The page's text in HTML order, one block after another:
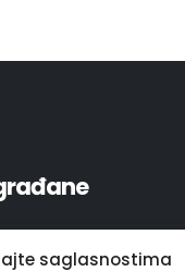
saglasnostima